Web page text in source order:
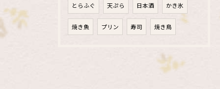
とらふぐ 天ぷら 日本酒 かき氷
焼き魚 プリン 寿司 焼き鳥